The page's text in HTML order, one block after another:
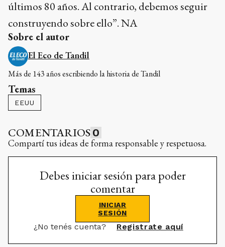
últimos 80 años. Al contrario, debemos seguir
construyendo sobre ello”. NA
Sobre el autor
El Eco de Tandil
Más de 143 años escribiendo la historia de Tandil
Temas
EEUU
COMENTARIOS 0
Compartí tus ideas de forma responsable y respetuosa.
Debes iniciar sesión para poder
comentar
INICIAR
SESIÓN
¿No tenés cuenta? Registrate aquí